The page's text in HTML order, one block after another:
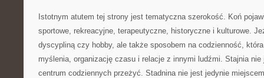
Istotnym atutem tej strony jest tematyczna szerokość. Koń
sportowe, rekreacyjne, terapeutyczne, historyczne i kulturowe.
dyscypliną czy hobby, ale także sposobem na codzienność, która
myślenia, organizację czasu i relacje z innymi ludźmi. Stajnia
centrum codziennych przeżyć. Stadnina nie jest jedynie